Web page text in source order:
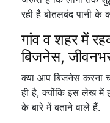
रही है बोतलबंद पानी के
गांव व शहर में
बिजनेस,
क्या आप बिजनेस करना
ही है, क्योंकि इस लेख में
के बारे में बताने वाले हैं.